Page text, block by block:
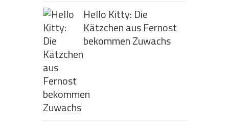
Hello Kitty: Die
Kätzchen aus Fernost
bekommen Zuwachs